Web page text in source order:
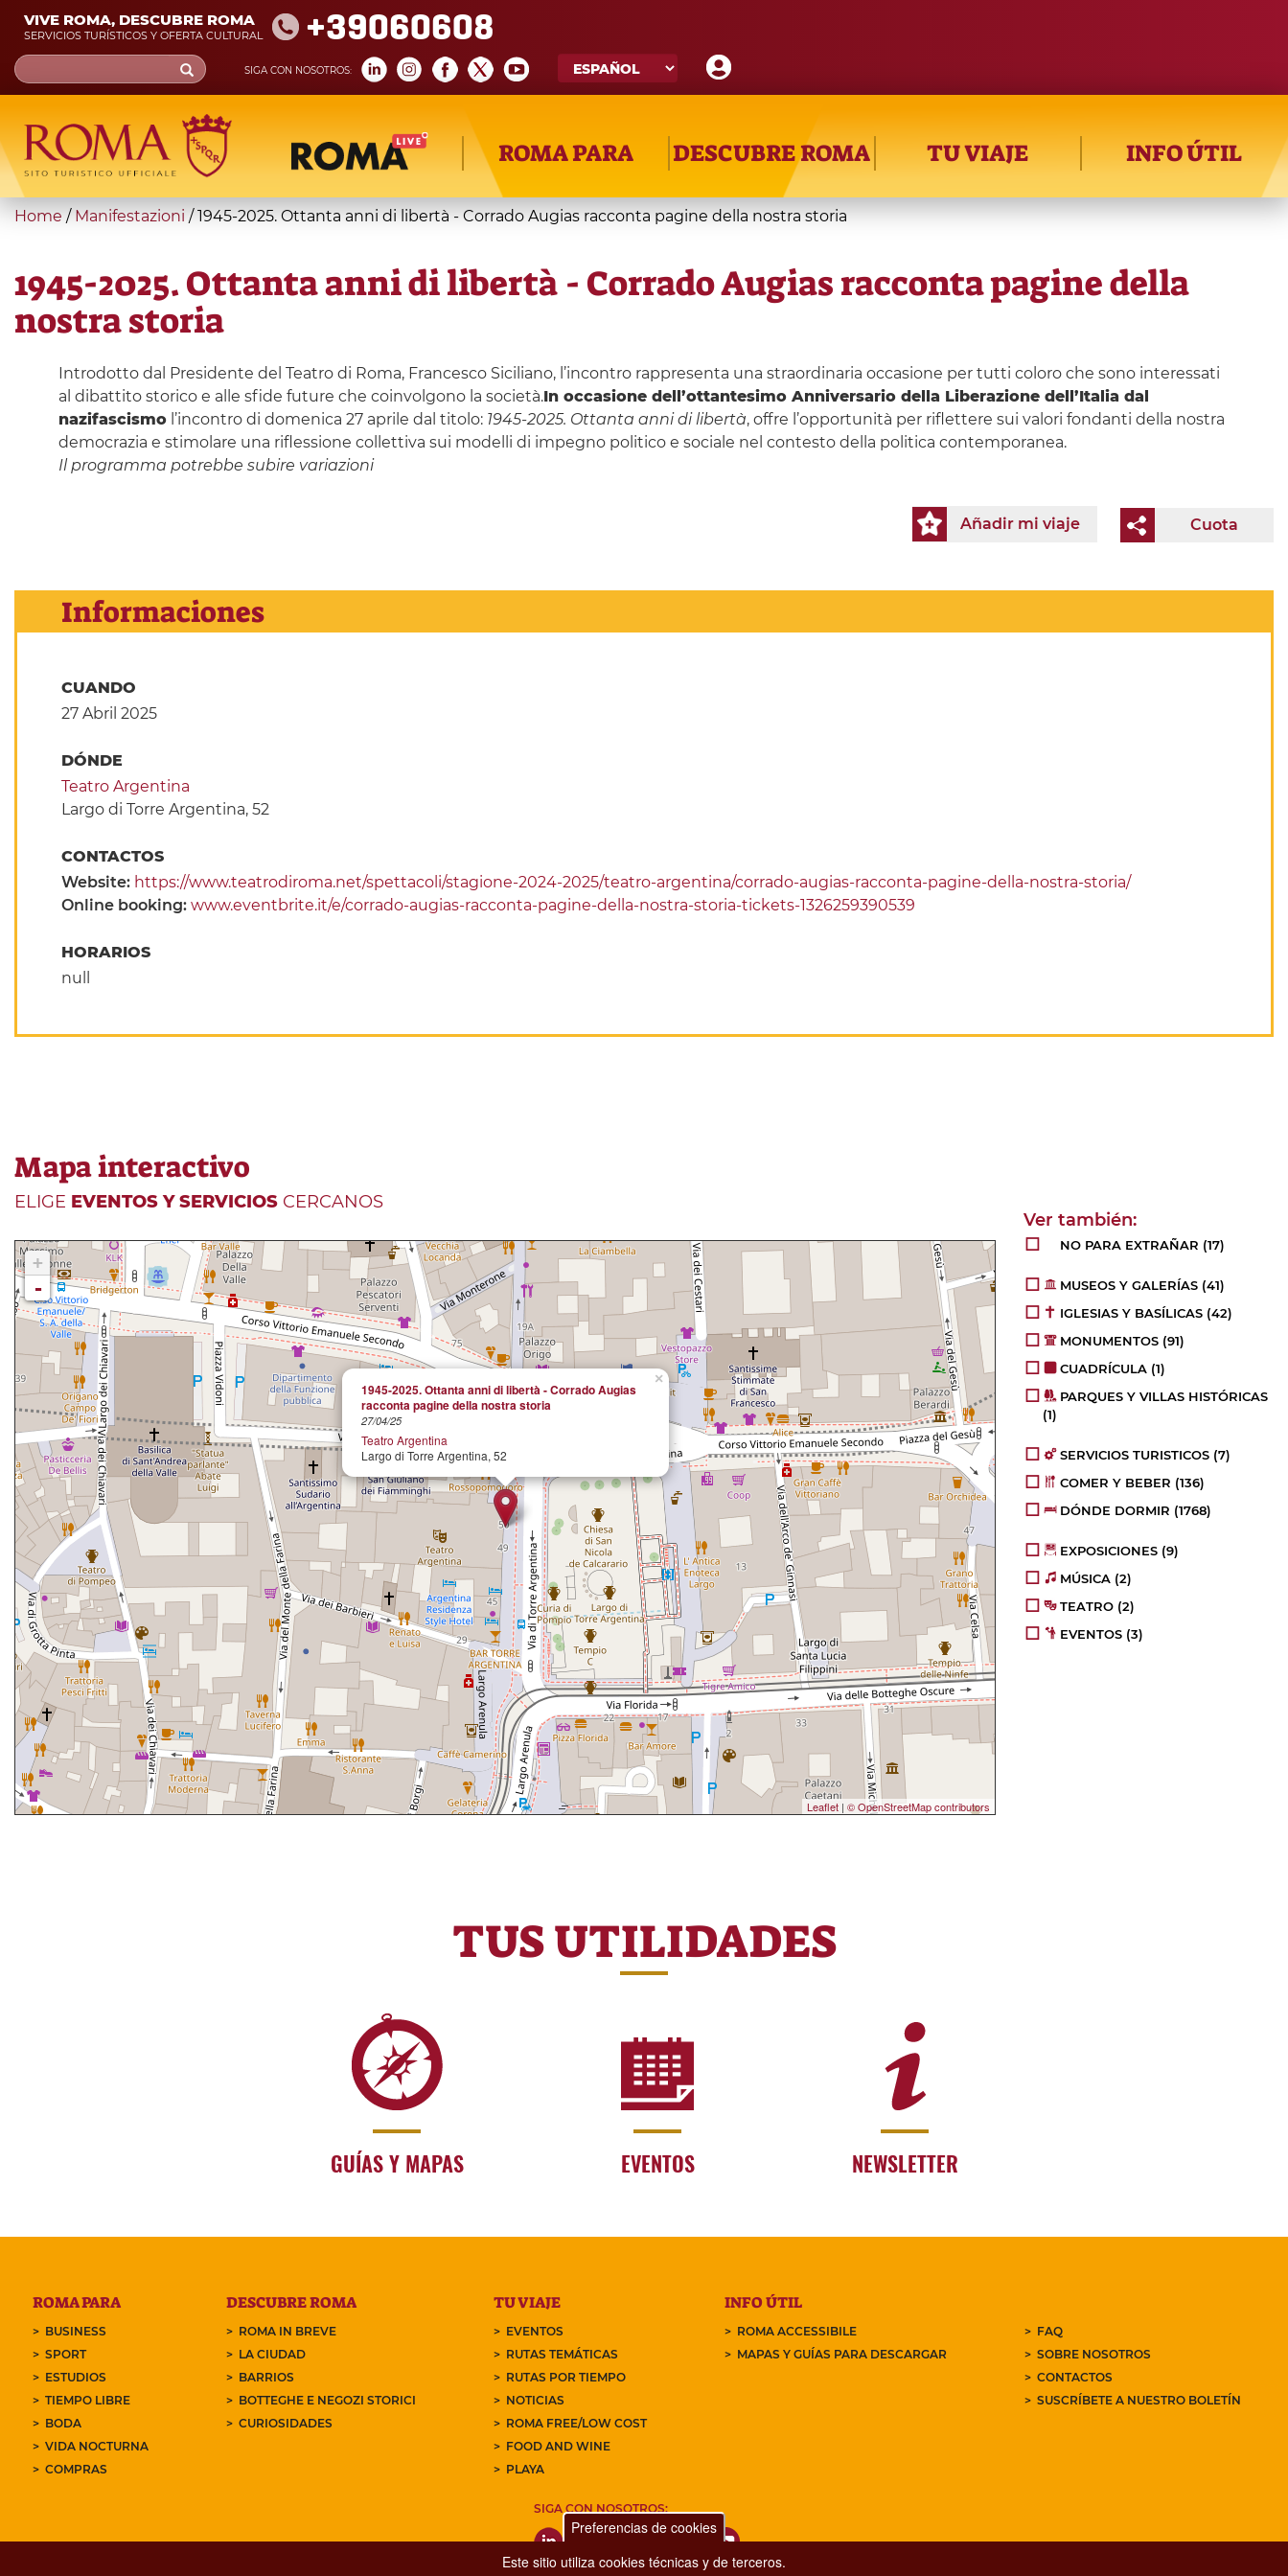
Skip
main
content
VIVE ROMA, DESCUBRE ROMA
SERVICIOS TURÍSTICOS Y OFERTA CULTURAL +39060608
SIGA CON NOSOTROS:
Search
form
Búsqueda
ROMA PARA DESCUBRE ROMA TU VIAJE INFO ÚTIL
You
here
Home / Manifestazioni /1945-2025. Ottanta anni di libertà - Corrado Augias racconta pagine della nostra storia
1945-2025. Ottanta anni di libertà - Corrado Augias racconta pagine della
nostra storia
Introdotto dal Presidente del Teatro di Roma, Francesco Siciliano, l’incontro rappresenta una straordinaria occasione per tutti coloro che sono interessati
al dibattito storico e alle sfide future che coinvolgono la società.In occasione dell’ottantesimo Anniversario della Liberazione dell’Italia dal
nazifascismol’incontro di domenica 27 aprile dal titolo: 1945-2025. Ottanta anni di libertà, offre l’opportunità per riflettere sui valori fondanti della nostra
democrazia e stimolare una riflessione collettiva sui modelli di impegno politico e sociale nel contesto della politica contemporanea.
Il programma potrebbe subire variazioni
Cuota
Añadir mi viaje
Informaciones
CUANDO
27 Abril 2025
DÓNDE
Teatro Argentina
Largo di Torre Argentina, 52
CONTACTOS
Website: https://www.teatrodiroma.net/spettacoli/stagione-2024-2025/teatro-argentina/corrado-augias-racconta-pagine-della-nostra-storia/
Online booking: www.eventbrite.it/e/corrado-augias-racconta-pagine-della-nostra-storia-tickets-1326259390539
HORARIOS
null
Mapa interactivo
ELIGE EVENTOS Y SERVICIOS CERCANOS
×
1945-2025. Ottanta anni di libertà - Corrado Augias
racconta pagine della nostra storia
27/04/25
Teatro Argentina
Largo di Torre Argentina, 52
+
-
Leaflet | © OpenStreetMap contributors
NO PARA EXTRAÑAR (17)
MUSEOS Y GALERÍAS (41)
IGLESIAS Y BASÍLICAS (42)
MONUMENTOS (91)
CUADRÍCULA (1)
PARQUES Y VILLAS HISTÓRICAS
(1)
SERVICIOS TURISTICOS (7)
COMER Y BEBER (136)
DÓNDE DORMIR (1768)
EXPOSICIONES (9)
MÚSICA (2)
TEATRO (2)
EVENTOS (3)
TUS UTILIDADES
GUÍAS Y MAPAS EVENTOS NEWSLETTER
ROMA PARA
BUSINESS
SPORT
ESTUDIOS
TIEMPO LIBRE
BODA
VIDA NOCTURNA
COMPRAS
DESCUBRE ROMA
ROMA IN BREVE
LA CIUDAD
BARRIOS
BOTTEGHE E NEGOZI STORICI
CURIOSIDADES
TU VIAJE
EVENTOS
RUTAS TEMÁTICAS
RUTAS POR TIEMPO
NOTICIAS
ROMA FREE/LOW COST
FOOD AND WINE
PLAYA
INFO ÚTIL
ROMA ACCESSIBILE
MAPAS Y GUÍAS PARA DESCARGAR
FAQ
SOBRE NOSOTROS
CONTACTOS
SUSCRÍBETE A NUESTRO BOLETÍN
SIGA CON NOSOTROS:
Preferencias de cookies
Este sitio utiliza cookies técnicas y de terceros.